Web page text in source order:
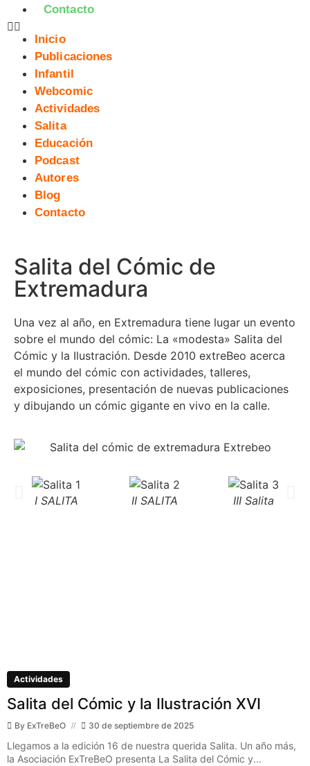
Contacto
Inicio
Publicaciones
Infantil
Webcomic
Actividades
Salita
Educación
Podcast
Autores
Blog
Contacto
Salita del Cómic de
Extremadura
Una vez al año, en Extremadura tiene lugar un evento
sobre el mundo del cómic: La «modesta» Salita del
Cómic y la Ilustración. Desde 2010 extreBeo acerca
el mundo del cómic con actividades, talleres,
exposiciones, presentación de nuevas publicaciones
y dibujando un cómic gigante en vivo en la calle.
I SALITA II SALITA III Salita
Actividades
Salita del Cómic y la Ilustración XVI
By ExTreBeO 30 de septiembre de 2025
Llegamos a la edición 16 de nuestra querida Salita. Un año más,
la Asociación ExTreBeO presenta La Salita del Cómic y...